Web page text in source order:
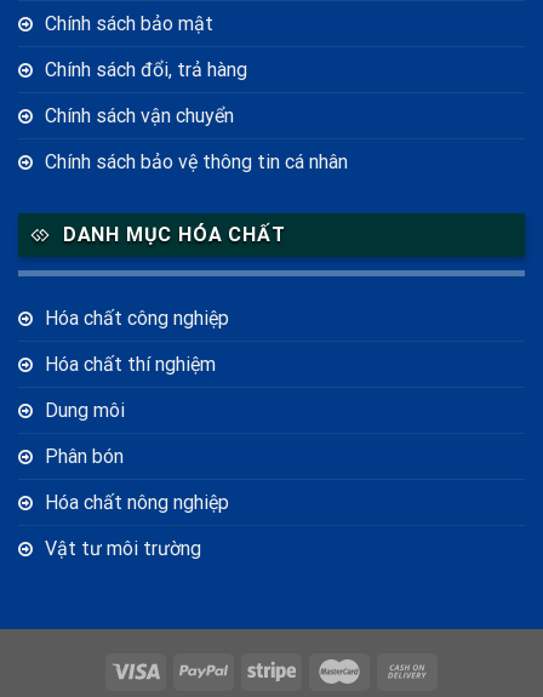
Chính sách bảo mật
Chính sách đổi, trả hàng
Chính sách vận chuyển
Chính sách bảo vệ thông tin cá nhân
DANH MỤC HÓA CHẤT
Hóa chất công nghiệp
Hóa chất thí nghiệm
Dung môi
Phân bón
Hóa chất nông nghiệp
Vật tư môi trường